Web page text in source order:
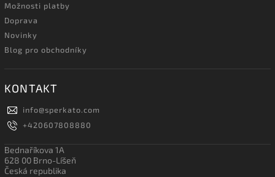
Možnosti platby
Doprava
Novinky
Blog pro obchodníky
KONTAKT
info@sperkato.com
+420607808880
Bednaříkova 1A
628 00 Brno-Líšeň
Česká republika